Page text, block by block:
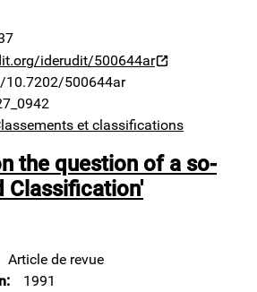
iderudit/500644ar
500644ar
et classifications
the question of a so-
Classification'
Article de revue
1991